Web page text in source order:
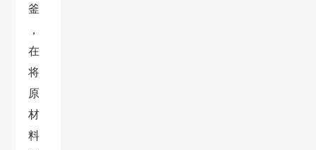
釜
，
在
将
原
材
料